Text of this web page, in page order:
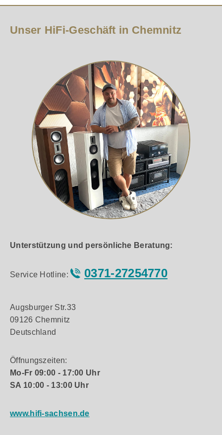
Unser HiFi-Geschäft in Chemnitz
Unterstützung und persönliche Beratung:
Service Hotline: 0371-27254770
Augsburger Str.33
09126 Chemnitz
Deutschland
Öffnungszeiten:
Mo-Fr 09:00 - 17:00 Uhr
SA 10:00 - 13:00 Uhr
www.hifi-sachsen.de